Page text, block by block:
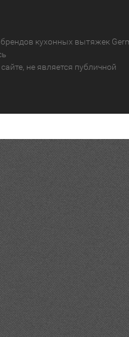
кухонных вытяжек
не является публичной